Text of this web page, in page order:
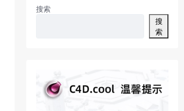
搜索
搜
索